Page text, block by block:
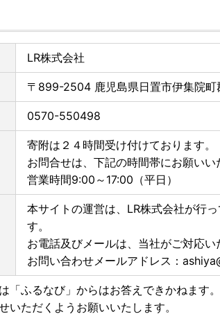
め、納期が前後する場合がございます。
しても、8/16以降の発送となる場合がございま
確認ください。
万が一返礼品に不良・破損・誤納品などござい
付のうえ下記アドレスまでメールにてご連絡く
しかねます。
い申し上げます。
LR株式会社
〒899-2504 鹿児島県日置市伊集院
0570-550498
寄附は２４時間受け付けております。
お問合せは、下記の時間帯にお願いい
営業時間9:00～17:00（平日）
本サイトの運営は、LR株式会社が行っ
す。
お電話及びメールは、当社がご対応い
お問い合わせメールアドレス：
ふるなび」からはお答えできかねます。
いただくようお願いいたします。